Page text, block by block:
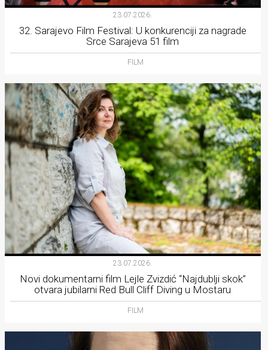
23.07.2026.
32. Sarajevo Film Festival: U konkurenciji za nagrade
Srce Sarajeva 51 film
FILM
23.07.2026.
Novi dokumentarni film Lejle Zvizdić “Najdublji skok”
otvara jubilarni Red Bull Cliff Diving u Mostaru
FILM